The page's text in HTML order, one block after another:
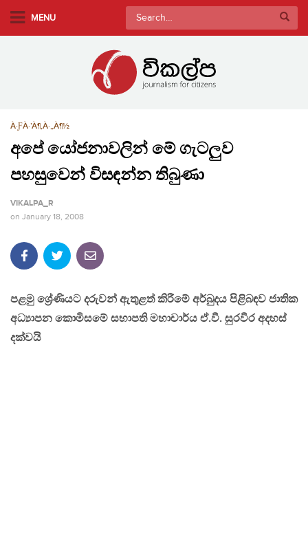
MENU
Search
for:
À·ƑÀ·’À¶‚À·„À¶½
අපේ යෝජනාවලින් මේ ගැටලුව
පහසුවෙන් විසඳන්න තිබුණා
VIKALPA_R
on January 18, 2008
පළමු ශ්‍රේණියට දරුවන් ඇතුළත් කිරීමේ අර්බුදය පිළිබඳව ජාතික
අධ්‍යාපන කොමිසමේ සභාපති මහාචාර්ය ඒ.වී. සුරවීර අදහස්
දක්වයි